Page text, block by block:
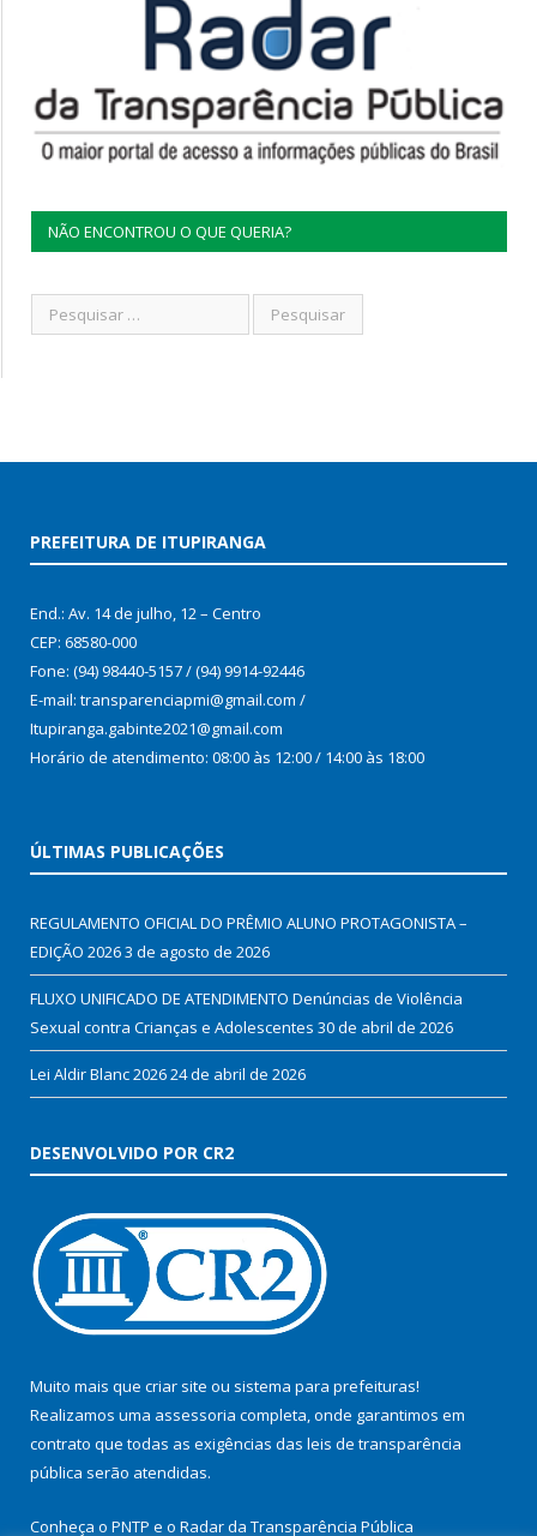
NÃO ENCONTROU O QUE QUERIA?
PREFEITURA DE ITUPIRANGA
End.: Av. 14 de julho, 12 – Centro
CEP: 68580-000
Fone: (94) 98440-5157 / (94) 9914-92446
E-mail: transparenciapmi@gmail.com /
Itupiranga.gabinte2021@gmail.com
Horário de atendimento: 08:00 às 12:00 / 14:00 às 18:00
ÚLTIMAS PUBLICAÇÕES
REGULAMENTO OFICIAL DO PRÊMIO ALUNO PROTAGONISTA –
EDIÇÃO 20263 de agosto de 2026
FLUXO UNIFICADO DE ATENDIMENTO Denúncias de Violência
Sexual contra Crianças e Adolescentes 30 de abril de 2026
Lei Aldir Blanc 202624 de abril de 2026
DESENVOLVIDO POR CR2
Muito mais que criar site ou sistema para prefeituras!
Realizamos uma assessoria completa, onde garantimos em
contrato que todas as exigências das leis de transparência
pública serão atendidas.
Conheça o PNTP e o Radar da Transparência Pública